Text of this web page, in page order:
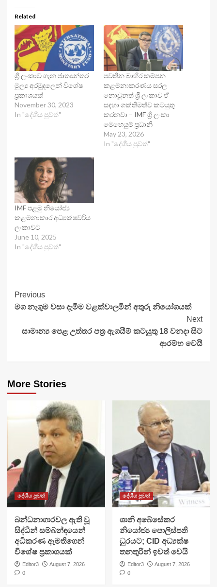
Related
ශ්‍රී ලංකාව ගැන ජාත්‍යන්තර
මූල්‍ය අරමුදලෙන් විශේෂ
ප්‍රකාශයක්
November 30, 2023
In "දේශීය පුවත්"
පවතින බාහිර කම්පන
කළමනාකරණය සරල
නොවූනත් ශ්‍රී ලංකාව ඒ
සඳහා ශක්තිමත්ව කටයුතු
කරනවා – IMF ශ්‍රී ලංකා
මෙහෙයුම් ප්‍රධානී
May 23, 2026
In "දේශීය පුවත්"
IMF පළමු නියෝජ්‍ය
කළමනාකාර අධ්‍යක්ෂවරිය
ලංකාවට
June 10, 2025
In "දේශීය පුවත්"
Continue
Reading
Previous
මග නැගුම වසා දැමීම වළක්වාලමින් අතුරු නියෝගයක්
Next
සාමාන්‍ය පෙළ උත්තර පත්‍ර ඇගයීම් කටයුතු 18 වනදා සිට
ආරම්භ වෙයි
More Stories
දේශීය පුවත්
බන්ධනාගාරවල ඇති වූ
සිද්ධීන් සම්බන්ඳයෙන්
අධිකරණ ඇමතිගෙන්
විශේෂ ප්‍රකාශයක්
Editor3
August 7, 2026
0
දේශීය පුවත්
ශානි අබේසේකර
නියෝජ්‍ය පොලිස්පති
ධුරයට; CID අධ්‍යක්ෂ
තනතුරින් ඉවත් වෙයි
Editor3
August 7, 2026
0